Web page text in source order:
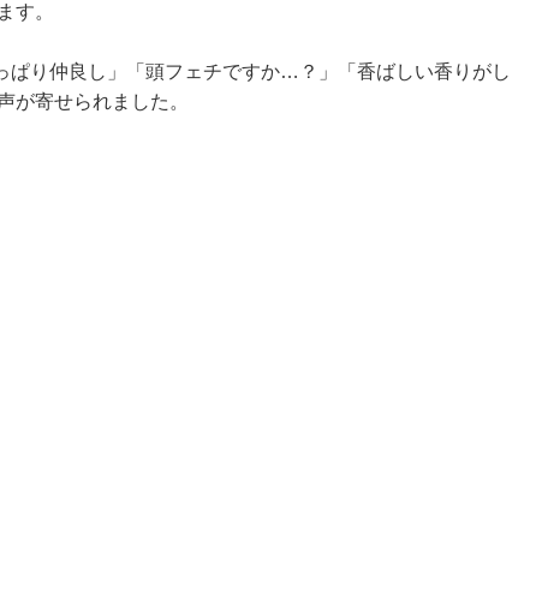
す。
ぱり仲良し」「頭フェチですか…？」「香ばしい香りがし
が寄せられました。